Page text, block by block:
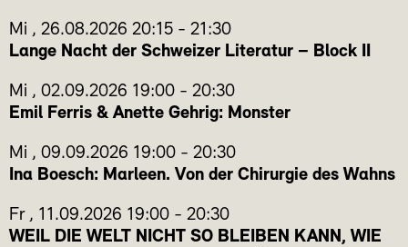
Mi , 26.08.2026 20:15 - 21:30
Lange Nacht der Schweizer Literatur – Block II
Mi , 02.09.2026 19:00 - 20:30
Emil Ferris & Anette Gehrig: Monster
Mi , 09.09.2026 19:00 - 20:30
Ina Boesch: Marleen. Von der Chirurgie des Wahns
Fr , 11.09.2026 19:00 - 20:30
WEIL DIE WELT NICHT SO BLEIBEN KANN, WIE